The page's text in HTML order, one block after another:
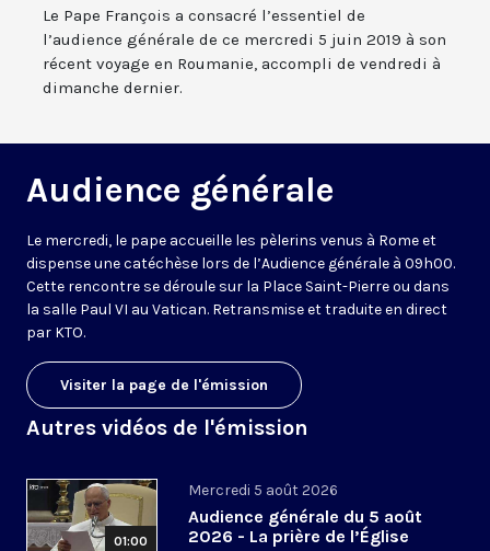
Le Pape François a consacré l’essentiel de
l’audience générale de ce mercredi 5 juin 2019 à son
récent voyage en Roumanie, accompli de vendredi à
dimanche dernier.
Audience générale
Le mercredi, le pape accueille les pèlerins venus à Rome et
dispense une catéchèse lors de l’Audience générale à 09h00.
Cette rencontre se déroule sur la Place Saint-Pierre ou dans
la salle Paul VI au Vatican. Retransmise et traduite en direct
par KTO.
Visiter la page de l'émission
Autres vidéos de l'émission
01:00
Mercredi 5 août 2026
Audience générale du 5 août
2026 - La prière de l’Église